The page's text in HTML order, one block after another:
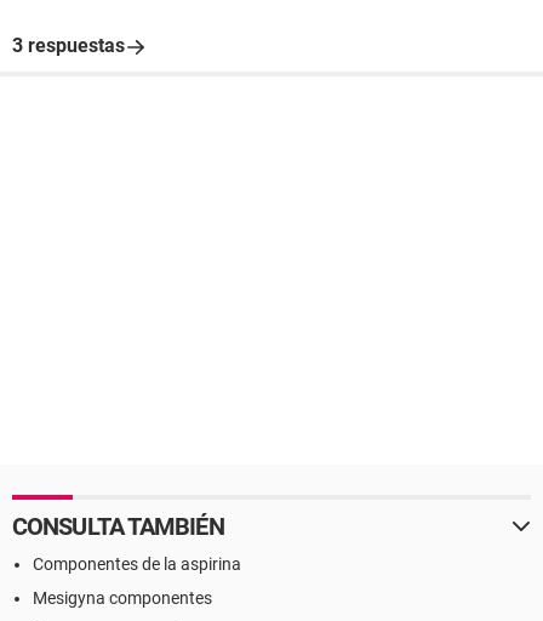
3 respuestas
CONSULTA TAMBIÉN
Componentes de la aspirina
Mesigyna componentes